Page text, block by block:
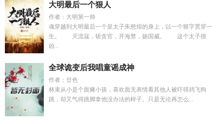
大明最后一个狠人
作者：大明第一帅
魂穿越到大明最后一个皇太子朱慈烺的身上，以一个狠字贯穿一
生。 灭流寇，斩贪官，开海禁，扬国威。 这个太子很
凶...
全球诡变后我唱童谣成神
作者：廿色
林束从小是个面瘫小孩，喜欢面无表情看其他人被吓得鸡飞狗
跳，却又气得跳脚拿他没办法的样子。只是无论再怎么...